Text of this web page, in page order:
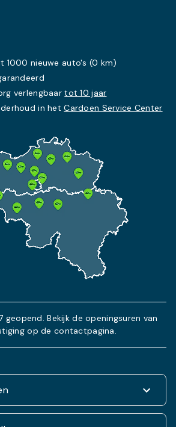
1000 nieuwe auto's (0 km)
verlengbaartot 10 jaar
in hetCardoen Service Center
geopend. Bekijk de openingsuren van
op de contactpagina.